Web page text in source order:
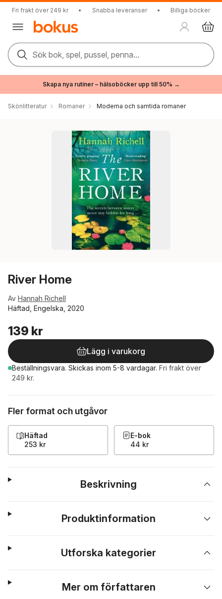
Fri frakt över 249 kr • Snabba leveranser • Billiga böcker
Sök bok, spel, pussel, penna...
Skapa nya rutiner – hälsoböcker upp till 50% →
Skönlitteratur Romaner Moderna och samtida romaner
River Home
Av Hannah Richell
Häftad, Engelska, 2020
139 kr
Lägg i varukorg
Beställningsvara. Skickas inom 5-8 vardagar. Fri frakt över
249 kr.
Fler format och utgåvor
Häftad
253 kr
E-bok
44 kr
Beskrivning
Produktinformation
Utforska kategorier
Mer om författaren